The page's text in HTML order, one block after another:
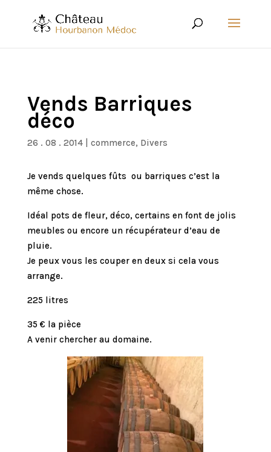
Vends Barriques
déco
26 . 08 . 2014| commerce, Divers
Je vends quelques fûts ou barriques c’est la
même chose.
Idéal pots de fleur, déco, certains en font de jolis
meubles ou encore un récupérateur d’eau de
pluie.
Je peux vous les couper en deux si cela vous
arrange.
225 litres
35 € la pièce
A venir chercher au domaine.